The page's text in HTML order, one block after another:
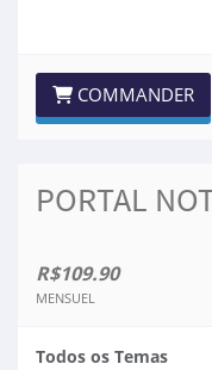
COMMANDER
PORTAL
R$109.90
MENSUEL
Todos os Temas